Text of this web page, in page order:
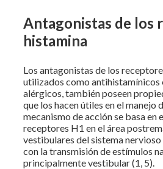
Antagonistas de los
histamina
Los antagonistas de los
utilizados como antihistamínicos
alérgicos, también poseen
que los hacen útiles en el manejo
mecanismo de acción se basa en
receptores H1 en el área
vestibulares del sistema
con la transmisión de estímulos
principalmente vestibular (1, 5).